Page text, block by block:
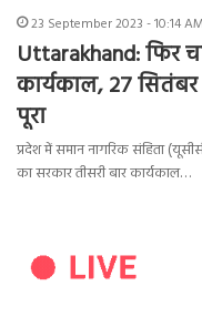
23 September 2023 - 10:14 AM
Uttarakhand: फिर
कार्यकाल, 27 सितंबर
पूरा
प्रदेश में समान नागरिक संहिता
का सरकार तीसरी बार कार्यकाल…